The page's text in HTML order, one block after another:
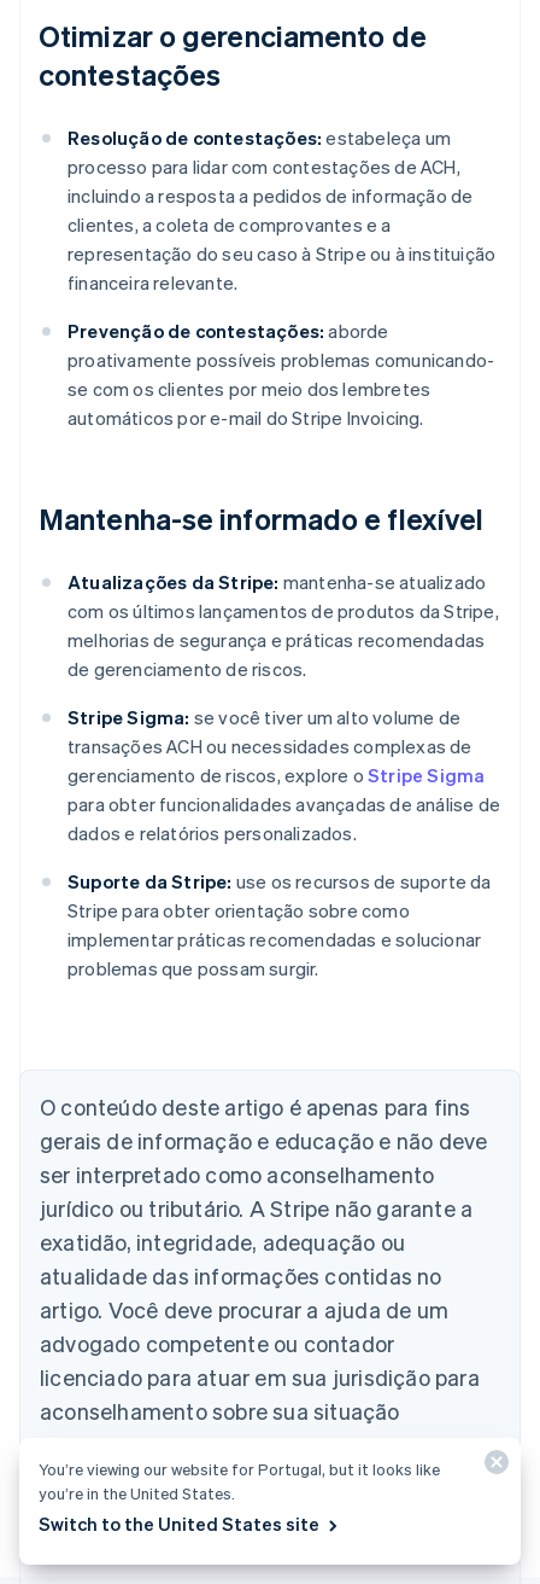
Otimizar o gerenciamento de
contestações
Resolução de contestações: estabeleça um
processo para lidar com contestações de ACH,
incluindo a resposta a pedidos de informação de
clientes, a coleta de comprovantes e a
representação do seu caso à Stripe ou à instituição
financeira relevante.
Prevenção de contestações: aborde
proativamente possíveis problemas comunicando-
se com os clientes por meio dos lembretes
automáticos por e-mail do Stripe Invoicing.
Mantenha-se informado e flexível
Atualizações da Stripe: mantenha-se atualizado
com os últimos lançamentos de produtos da Stripe,
melhorias de segurança e práticas recomendadas
de gerenciamento de riscos.
Stripe Sigma: se você tiver um alto volume de
transações ACH ou necessidades complexas de
gerenciamento de riscos, explore o Stripe Sigma
para obter funcionalidades avançadas de análise de
dados e relatórios personalizados.
Suporte da Stripe: use os recursos de suporte da
Stripe para obter orientação sobre como
implementar práticas recomendadas e solucionar
problemas que possam surgir.
O conteúdo deste artigo é apenas para fins
gerais de informação e educação e não deve
ser interpretado como aconselhamento
jurídico ou tributário. A Stripe não garante a
exatidão, integridade, adequação ou
atualidade das informações contidas no
artigo. Você deve procurar a ajuda de um
advogado competente ou contador
licenciado para atuar em sua jurisdição para
aconselhamento sobre sua situação
Austrália
English
Áustria
DeutschEnglish
Bélgica
Brasil
PortuguêsEnglish
Bulgária
Canadá
EnglishFrançais
China continental
简体中文English
Chipre
Croácia
English Italiano
English
You’re viewing our website for Portugal, but it looks like
you’re in the United States.
Switch to the United States site